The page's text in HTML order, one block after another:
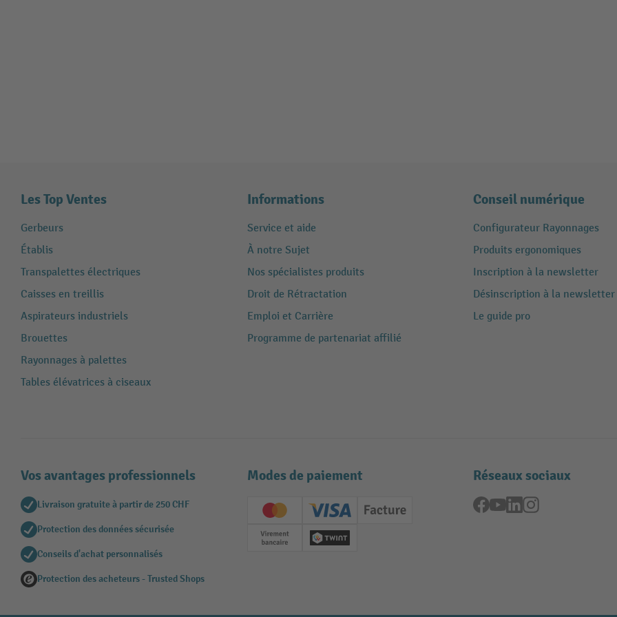
Les Top Ventes
Gerbeurs
Établis
Transpalettes électriques
Caisses en treillis
Aspirateurs industriels
Brouettes
Rayonnages à palettes
Tables élévatrices à ciseaux
Informations
Service et aide
À notre Sujet
Nos spécialistes produits
Droit de Rétractation
Emploi et Carrière
Programme de partenariat affilié
Conseil numérique
Configurateur Rayonnages
Produits ergonomiques
Inscription à la newsletter
Désinscription à la newsletter
Le guide pro
Vos avantages professionnels
Livraison gratuite à partir de 250 CHF
Protection des données sécurisée
Conseils d'achat personnalisés
Protection des acheteurs - Trusted Shops
Modes de paiement
Creditcard (Master)Creditcard (Visa)
Facture
Paiement anticipé
Twint
Réseaux sociaux
Facebook
YouTubeLinkedInInstagram